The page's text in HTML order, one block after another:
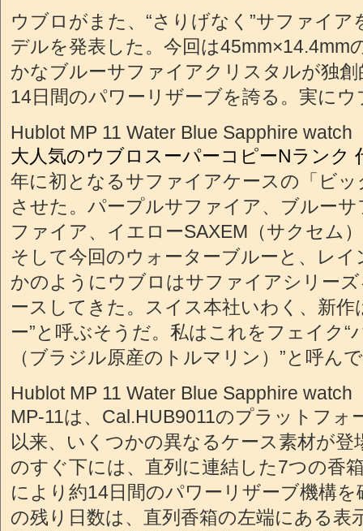
ウブロがまた、“さりげなく”サファイ
デルを発表した。今回は45mm×14.4mm
かなブルーサファイアクリスタルが独
14日間のパワーリザーブを誇る。実に
Hublot MP 11 Water Blue Sapphire watch
大人気のウブロスーパーコピーNランク
年に初となるサファイアケースの「ビ
させた。パープルサファイア、ブルー
ファイア、イエローSAXEM（サクセム
そして今回のウォーターブルーと、レ
かのようにウブロはサファイアシリー
ースしてきた。スイス本社いわく、新作
ー”と呼ぶそうだ。私はこれをフェイク
（ブラジル原産のトルマリン）”と呼ん
Hublot MP 11 Water Blue Sapphire watch
MP-11は、Cal.HUB9011のプラットフォ
以来、いくつかの異なるケース素材が登
のすぐ下には、直列に連結した7つの香
により約14日間のパワーリザーブ機構
の残り日数は、直列香箱の左端にある表